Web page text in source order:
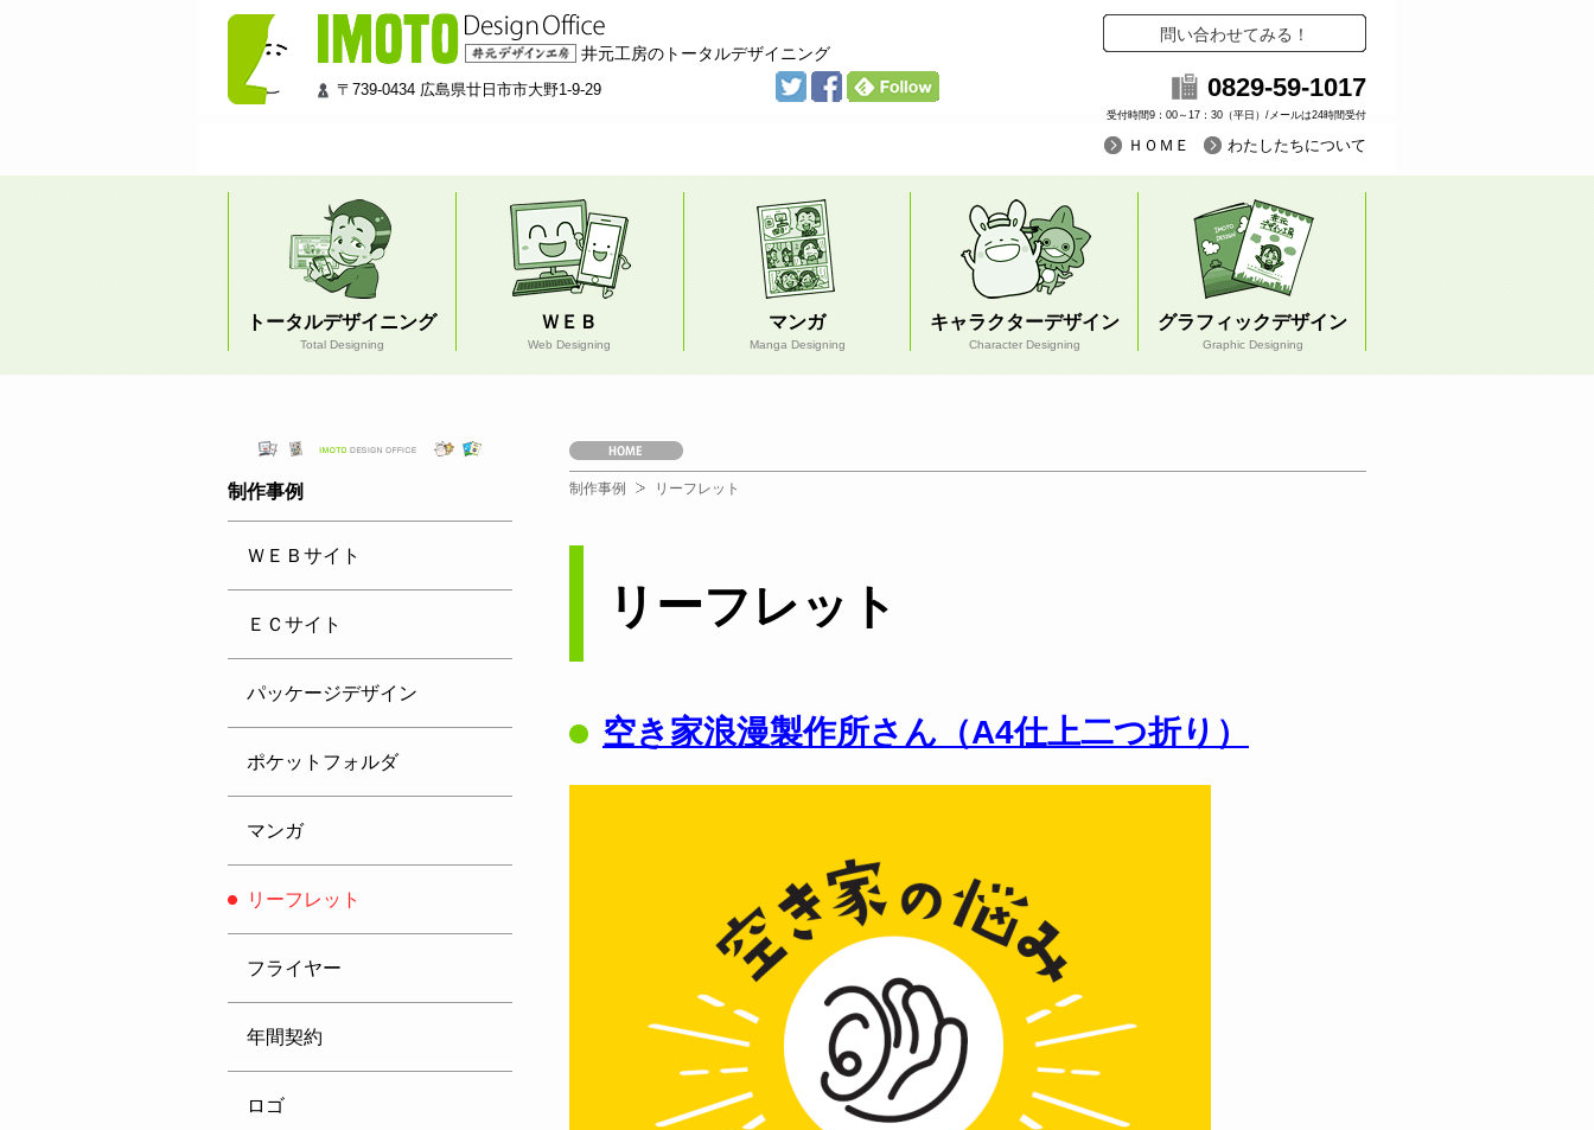
井
ザ
イ
〒739-0434 広島県廿日市市大野1-9-29 0829-59-1017
受付時間9：00～17：30（平日）/メールは24時間受付
問い合わせてみる！
井元工房のトータルデザイニング
ＨＯＭＥ わたしたちについて
トータルデザイニング
Total Designing
ＷＥＢ
Web Designing
マンガ
Manga Designing
キャラクターデザイン
Character Designing
グラフィックデザイン
Graphic Designing
Ｈ
Ｏ
Ｍ
Ｅ
制作事例 リーフレット
リーフレット
空き家浪漫製作所さん（A4仕上二つ折り）
制作事例
ＷＥＢサイト
ＥＣサイト
パッケージデザイン
ポケットフォルダ
マンガ
リーフレット
フライヤー
年間契約
ロゴ